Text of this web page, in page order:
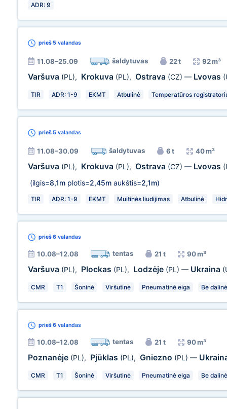
ADR: 9
prieš 5 valandas
11.08–25.09 šaldytuvas 22 t 92 m³
Varšuva (PL), Krokuva (PL), Ostrava (CZ) — Lvovas
TIR ADR: 1-9 EKMT Atbulinė Temperatūros
prieš 5 valandas
11.08–30.09 šaldytuvas 6 t 40 m³
Varšuva (PL), Krokuva (PL), Ostrava (CZ) — Lvovas
(ilgis=8,1m plotis=2,45m aukštis=2,1m)
TIR ADR: 1-9 EKMT Muitinės liudijimas Atbulinė
prieš 6 valandas
10.08–12.08 tentas 21 t 90 m³
Varšuva (PL), Plockas (PL), Lodzėje (PL) — Ukraina
CMR T1 Šoninė Viršutinė Pneumatinė eiga Be
prieš 6 valandas
10.08–12.08 tentas 21 t 90 m³
Poznanėje (PL), Pjūklas (PL), Gniezno (PL) —
CMR T1 Šoninė Viršutinė Pneumatinė eiga Be